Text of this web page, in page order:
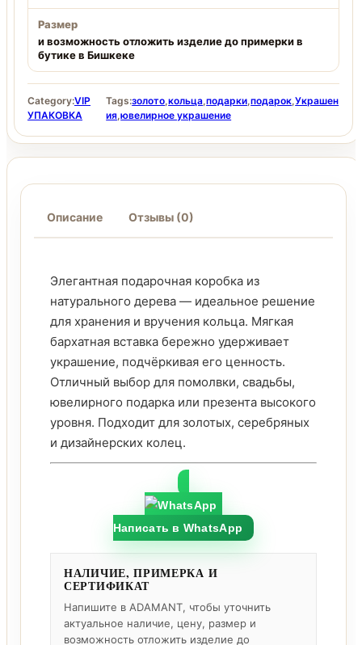
Размер
и возможность отложить изделие до примерки в
бутике в Бишкеке
Category:VIP
УПАКОВКА
Tags:золото,кольца,подарки,подарок,Украшен
ия,ювелирное украшение
Описание Отзывы (0)
Элегантная подарочная коробка из
натурального дерева — идеальное решение
для хранения и вручения кольца. Мягкая
бархатная вставка бережно удерживает
украшение, подчёркивая его ценность.
Отличный выбор для помолвки, свадьбы,
ювелирного подарка или презента высокого
уровня. Подходит для золотых, серебряных
и дизайнерских колец.
Написать в WhatsApp
НАЛИЧИЕ, ПРИМЕРКА И
СЕРТИФИКАТ
Напишите в ADAMANT, чтобы уточнить
актуальное наличие, цену, размер и
возможность отложить изделие до